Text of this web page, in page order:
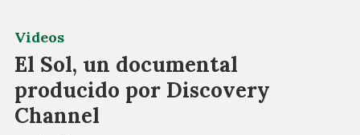
El Sol, un documental
producido por Discovery
Channel
Videos